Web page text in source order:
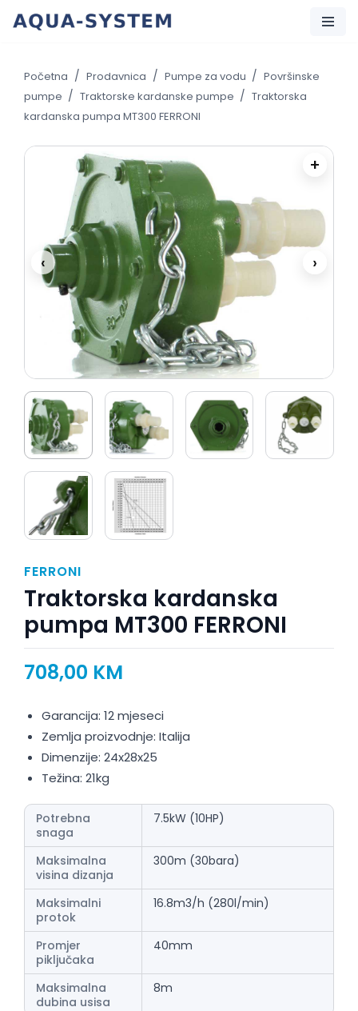
content
Početna / Prodavnica / Pumpe za vodu / Površinske
pumpe / Traktorske kardanske pumpe / Traktorska
kardanska pumpa MT300 FERRONI
‹
+
›
FERRONI
Traktorska kardanska
pumpa MT300 FERRONI
708,00 KM
Garancija: 12 mjeseci
Zemlja proizvodnje: Italija
Dimenzije: 24x28x25
Težina: 21kg
Potrebna
snaga
7.5kW (10HP)
Maksimalna
visina dizanja
300m (30bara)
Maksimalni
protok
16.8m3/h (280l/min)
Promjer
piključaka
40mm
Maksimalna
dubina usisa
8m